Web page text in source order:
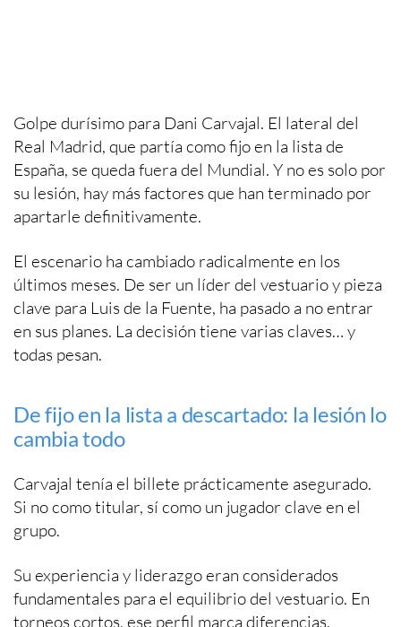
Golpe durísimo para Dani Carvajal. El lateral del
Real Madrid, que partía como fijo en la lista de
España, se queda fuera del Mundial. Y no es solo por
su lesión, hay más factores que han terminado por
apartarle definitivamente.
El escenario ha cambiado radicalmente en los
últimos meses. De ser un líder del vestuario y pieza
clave para Luis de la Fuente, ha pasado a no entrar
en sus planes. La decisión tiene varias claves… y
todas pesan.
De fijo en la lista a descartado: la lesión lo
cambia todo
Carvajal tenía el billete prácticamente asegurado.
Si no como titular, sí como un jugador clave en el
grupo.
Su experiencia y liderazgo eran considerados
fundamentales para el equilibrio del vestuario. En
torneos cortos, ese perfil marca diferencias.